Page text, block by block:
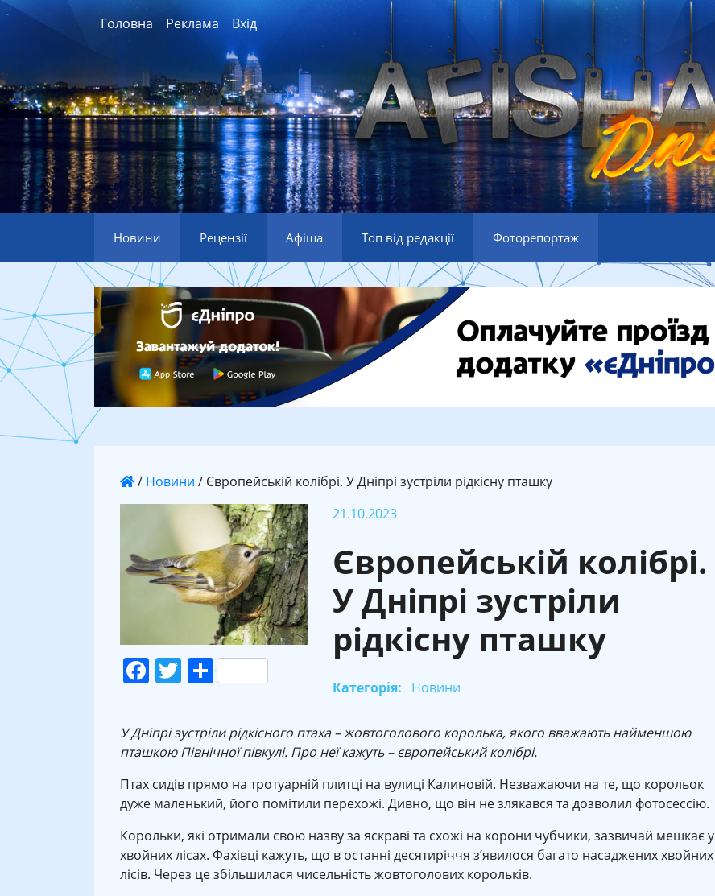
Головна Реклама Вхід
Новини Рецензії Афіша Топ від редакції Фоторепортаж
/ Новини / Європейській колібрі. У Дніпрі зустріли рідкісну пташку
Facebook
Twitter
Поділитися
21.10.2023
Європейській колібрі.
У Дніпрі зустріли
рідкісну пташку
Категорія: Новини
У Дніпрі зустріли рідкісного птаха – жовтоголового королька, якого вважають найменшою
пташкою Північної півкулі. Про неї кажуть – європейський колібрі.
Птах сидів прямо на тротуарній плитці на вулиці Калиновій. Незважаючи на те, що корольок
дуже маленький, його помітили перехожі. Дивно, що він не злякався та дозволил фотосессію.
Корольки, які отримали свою назву за яскраві та схожі на корони чубчики, зазвичай мешкає у
хвойних лісах. Фахівці кажуть, що в останні десятиріччя з’явилося багато насаджених хвойних
лісів. Через це збільшилася чисельність жовтоголових корольків.